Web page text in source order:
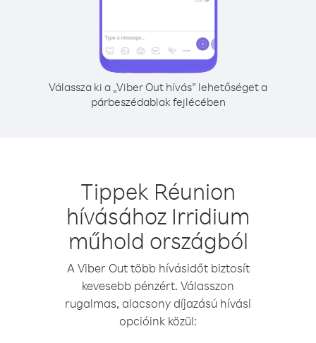
Válassza ki a „Viber Out hívás” lehetőséget a
párbeszédablak fejlécében
Tippek Réunion
hívásához Irridium
műhold országból
A Viber Out több hívásidőt biztosít
kevesebb pénzért. Válasszon
rugalmas, alacsony díjazású hívási
opcióink közül: